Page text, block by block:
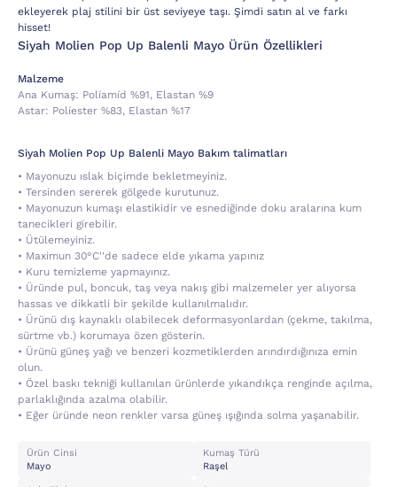
ekleyerek plaj stilini bir üst seviyeye taşı. Şimdi satın al ve farkı
hisset!
Siyah Molien Pop Up Balenli Mayo Ürün Özellikleri
Malzeme
Ana Kumaş: Poli̇ami̇d %91, Elastan %9
Astar: Poli̇ester %83, Elastan %17
Siyah Molien Pop Up Balenli Mayo Bakım talimatları
• Mayonuzu ıslak biçimde bekletmeyiniz.
• Tersinden sererek gölgede kurutunuz.
• Mayonuzun kumaşı elastikidir ve esnediğinde doku aralarına kum
tanecikleri girebilir.
• Ütülemeyiniz.
• Maximun 30°C''de sadece elde yıkama yapınız
• Kuru temizleme yapmayınız.
• Üründe pul, boncuk, taş veya nakış gibi malzemeler yer alıyorsa
hassas ve dikkatli bir şekilde kullanılmalıdır.
• Ürünü dış kaynaklı olabilecek deformasyonlardan (çekme, takılma,
sürtme vb.) korumaya özen gösterin.
• Ürünü güneş yağı ve benzeri kozmetiklerden arındırdığınıza emin
olun.
• Özel baskı tekniği kullanılan ürünlerde yıkandıkça renginde açılma,
parlaklığında azalma olabilir.
• Eğer üründe neon renkler varsa güneş ışığında solma yaşanabilir.
Ürün Cinsi
Mayo
Kumaş Türü
Raşel